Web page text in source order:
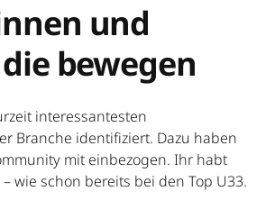
und
bewegen
interessantesten
Branche identifiziert. Dazu haben
mit einbezogen. Ihr habt
wie schon bereits bei den Top U33.